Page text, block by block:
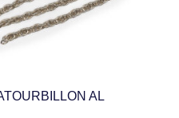
AL